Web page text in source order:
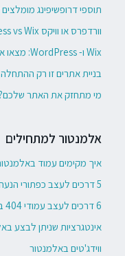
תוספי דרופשיפינג
וורדפרס או וויקס WordPress vs Wix מה עדיף?
Wix ו- WordPress: מצאו את ההבדלים
בניית אתרים זו רק ההתחלה
מי מתחזק את האתר שלכם?
אלמנטור למתחילים
איך מקימים עמוד
5 דרכים לעצב כפתורי הנעה באלמנטור
6 דרכים לעצב עמודי 404 באלמנטור
אינטגרציות שניתן לבצע
ווידג'טים באלמנטור